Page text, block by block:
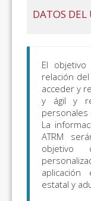
DATOS DEL
El
relación
acceder y
y ágil y
personales
La
ATRM
objetivo
estatal y